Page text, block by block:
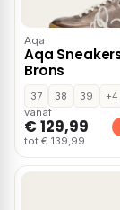
Aqa
Aqa
Brons
37 38 39
+4
vanaf
€ 129,99
tot € 139,99